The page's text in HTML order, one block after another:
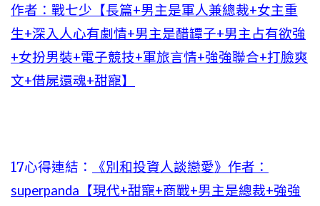
作者：戰七少【長篇+男主是軍人兼總裁+女主重
生+深入人心有劇情+男主是醋罈子+男主占有欲強
+女扮男裝+電子競技+軍旅言情+強強聯合+打臉爽
文+借屍還魂+甜寵】
17心得連結：
《別和投資人談戀愛》作者：
superpanda【現代+甜寵+商戰+男主是總裁+強強